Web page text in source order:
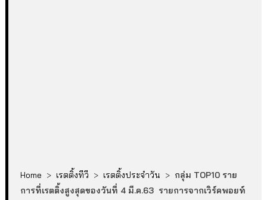
Home > เรตติ้งทีวี > เรตติ้งประจำวัน > กลุ่ม TOP10 ราย
การที่เรตติ้งสูงสุดของวันที่ 4 มี.ค.63 รายการจากเวิร์คพอยท์